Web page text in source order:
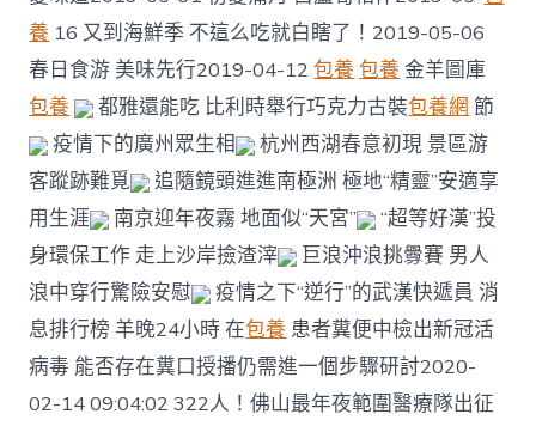
養 16 又到海鮮季 不這么吃就白瞎了！2019-05-06
春日食游 美味先行2019-04-12包養 包養 金羊圖庫
包養
都雅還能吃 比利時舉行巧克力古裝包養網 節
疫情下的廣州眾生相
杭州西湖春意初現 景區游
客蹤跡難覓
追隨鏡頭進進南極洲 極地“精靈”安適享
用生涯
南京迎年夜霧 地面似“天宮”
“超等好漢”投
身環保工作 走上沙岸撿渣滓
巨浪沖浪挑釁賽 男人
浪中穿行驚險安慰
疫情之下“逆行”的武漢快遞員 消
息排行榜 羊晚24小時 在包養 患者糞便中檢出新冠活
病毒 能否存在糞口授播仍需進一個步驟研討2020-
02-14 09:04:02 322人！佛山最年夜範圍醫療隊出征